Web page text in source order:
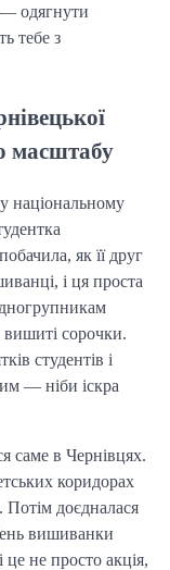
одягнути
тебе з
масштабу
національному
як її друг
і ця проста
вишиті сорочки.
студентів і
— ніби іскра
саме в Чернівцях.
коридорах
доєдналася
вишиванки
не просто акція,